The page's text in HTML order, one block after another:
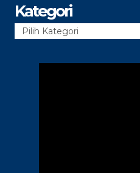
Kategori
Kategori